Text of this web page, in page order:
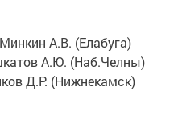
А.В. (Елабуга)
А.Ю. (Наб.Челны)
Д.Р. (Нижнекамск)